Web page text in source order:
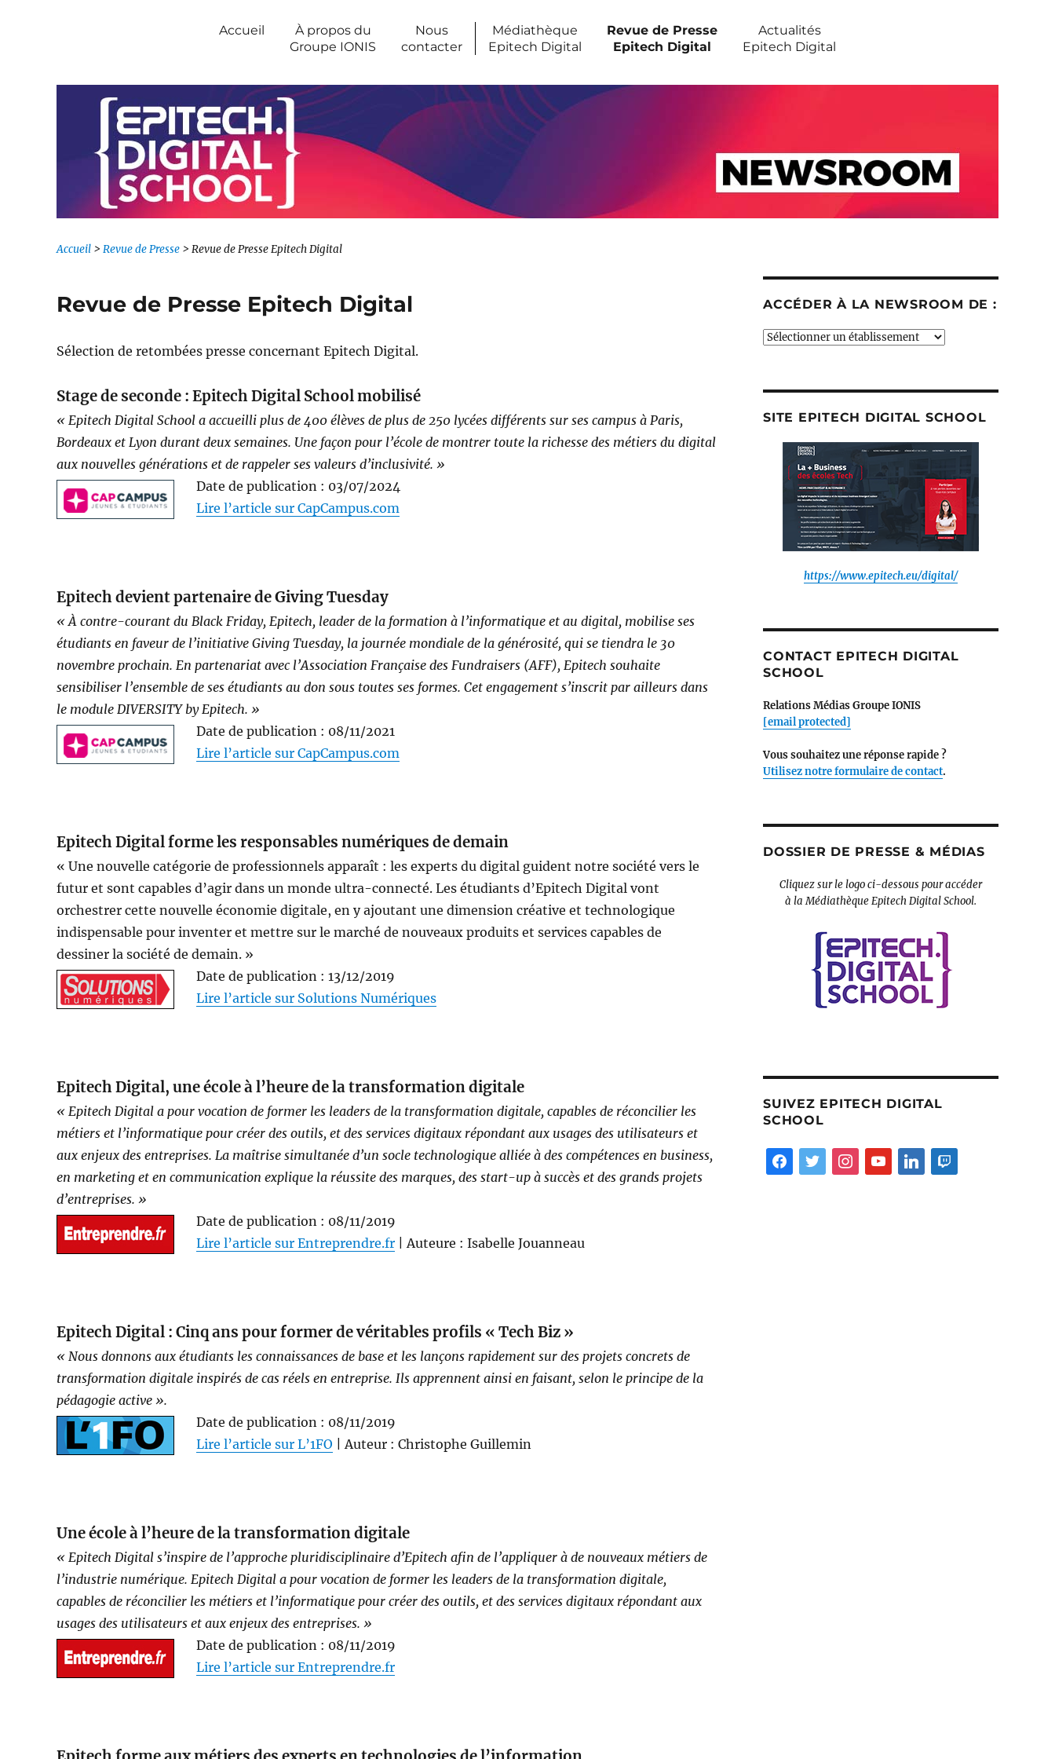
Accueil
À propos du
Groupe IONIS
Nous
contacter
Médiathèque
Epitech Digital
Revue de Presse
Epitech Digital
Actualités
Epitech Digital
Accueil > Revue de Presse > Revue de Presse Epitech Digital
Revue de Presse Epitech Digital
Sélection de retombées presse concernant Epitech Digital.
Stage de seconde : Epitech Digital School mobilisé
« Epitech Digital School a accueilli plus de 400 élèves de plus de 250 lycées différents sur ses campus à Paris,
Bordeaux et Lyon durant deux semaines. Une façon pour l’école de montrer toute la richesse des métiers du digital
aux nouvelles générations et de rappeler ses valeurs d’inclusivité. »
Date de publication : 03/07/2024
Lire l’article sur CapCampus.com
Epitech devient partenaire de Giving Tuesday
« À contre-courant du Black Friday, Epitech, leader de la formation à l’informatique et au digital, mobilise ses
étudiants en faveur de l’initiative Giving Tuesday, la journée mondiale de la générosité, qui se tiendra le 30
novembre prochain. En partenariat avec l’Association Française des Fundraisers (AFF), Epitech souhaite
sensibiliser l’ensemble de ses étudiants au don sous toutes ses formes. Cet engagement s’inscrit par ailleurs dans
le module DIVERSITY by Epitech. »
Date de publication : 08/11/2021
Lire l’article sur CapCampus.com
Epitech Digital forme les responsables numériques de demain
« Une nouvelle catégorie de professionnels apparaît : les experts du digital guident notre société vers le
futur et sont capables d’agir dans un monde ultra-connecté. Les étudiants d’Epitech Digital vont
orchestrer cette nouvelle économie digitale, en y ajoutant une dimension créative et technologique
indispensable pour inventer et mettre sur le marché de nouveaux produits et services capables de
dessiner la société de demain. »
Date de publication : 13/12/2019
Lire l’article sur Solutions Numériques
Epitech Digital, une école à l’heure de la transformation digitale
« Epitech Digital a pour vocation de former les leaders de la transformation digitale, capables de réconcilier les
métiers et l’informatique pour créer des outils, et des services digitaux répondant aux usages des utilisateurs et
aux enjeux des entreprises. La maîtrise simultanée d’un socle technologique alliée à des compétences en business,
en marketing et en communication explique la réussite des marques, des start-up à succès et des grands projets
d’entreprises. »
Date de publication : 08/11/2019
Lire l’article sur Entreprendre.fr | Auteure : Isabelle Jouanneau
Epitech Digital : Cinq ans pour former de véritables profils « Tech Biz »
« Nous donnons aux étudiants les connaissances de base et les lançons rapidement sur des projets concrets de
transformation digitale inspirés de cas réels en entreprise. Ils apprennent ainsi en faisant, selon le principe de la
pédagogie active ».
Date de publication : 08/11/2019
Lire l’article sur L’1FO | Auteur : Christophe Guillemin
Une école à l’heure de la transformation digitale
« Epitech Digital s’inspire de l’approche pluridisciplinaire d’Epitech afin de l’appliquer à de nouveaux métiers de
l’industrie numérique. Epitech Digital a pour vocation de former les leaders de la transformation digitale,
capables de réconcilier les métiers et l’informatique pour créer des outils, et des services digitaux répondant aux
usages des utilisateurs et aux enjeux des entreprises. »
Date de publication : 08/11/2019
Lire l’article sur Entreprendre.fr
ACCÉDER À LA NEWSROOM DE :
Accéder
:SITE EPITECH DIGITAL SCHOOL
https://www.epitech.eu/digital/
CONTACT EPITECH DIGITAL
SCHOOL
Relations Médias Groupe IONIS
[email protected]
Vous souhaitez une réponse rapide ?
Utilisez notre formulaire de contact.
DOSSIER DE PRESSE & MÉDIAS
Cliquez sur le logo ci-dessous pour accéder
à la Médiathèque Epitech Digital School.
SUIVEZ EPITECH DIGITAL
SCHOOL
facebooktwitter instagramyoutube linkedintwitch